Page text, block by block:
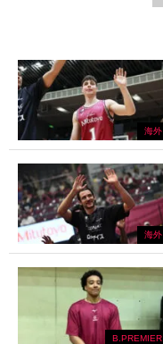
海外
海外
B.PREMIER